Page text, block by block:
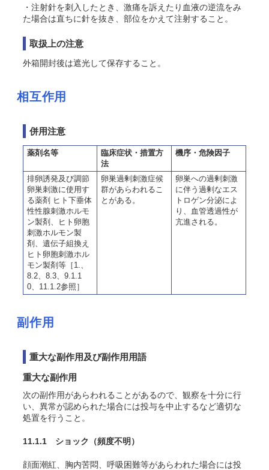
・注射針を刺入したとき、激痛を訴えたり血液の逆流をみ
た場合は直ちに針を抜き、部位をかえて注射すること。
取扱上の注意
外箱開封後は遮光して保存すること。
相互作用
併用注意
薬剤名等
臨床症状・措置方
法
機序・危険因子
排卵誘発及び調節
卵巣刺激に使用す
る薬剤 ヒト下垂体
性性腺刺激ホルモ
ン製剤、ヒト卵胞
刺激ホルモン製
剤、遺伝子組換え
ヒト卵胞刺激ホル
モン製剤等［1.、
8.2、8.3、9.1.1
0、11.1.2参照］
卵巣過剰刺激症候
群があらわれるこ
とがある。
卵巣への過剰刺激
に伴う過剰なエス
トロゲン分泌によ
り、血管透過性が
亢進される。
副作用
重大な副作用及び副作用用語
重大な副作用
次の副作用があらわれることがあるので、観察を十分に行
い、異常が認められた場合には投与を中止するなど適切な
処置を行うこと。
11.1.1 ショック （頻度不明）
顔面潮紅、胸内苦悶、呼吸困難等があらわれた場合には投